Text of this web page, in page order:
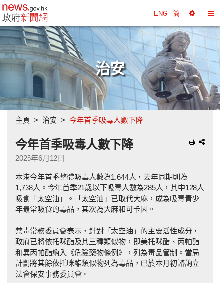
政府新聞網主頁 ENG 簡
擇
換
目
錄
治安
主頁 治安 今年首季吸毒人數下降
今年首季吸毒人數下降
2025年6月12日
本港今年首季整體吸毒人數為1,644人，去年同期則為
1,738人。今年首季21歲以下吸毒人數為285人，其中128人
吸食「太空油」。「太空油」已取代大麻，成為吸毒青少
年最常吸食的毒品，其次為大麻和可卡因。
禁毒常務委員會表示，針對「太空油」的主要活性成分，
政府已將依托咪酯及其三種類似物，即美托咪酯、丙帕酯
和異丙帕酯納入《危險藥物條例》，列為毒品管制。當局
計劃將其餘依托咪酯類似物列為毒品，已於本月初諮詢立
法會保安事務委員會。